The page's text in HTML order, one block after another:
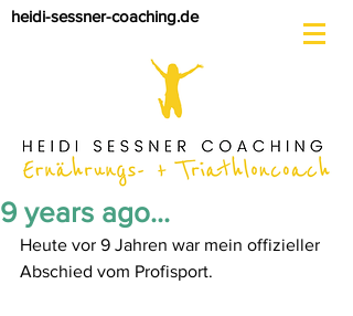
heidi-sessner-coaching.de
9 years ago...
Heute vor 9 Jahren war mein offizieller
Abschied vom Profisport.